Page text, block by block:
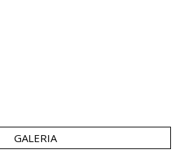
GALERIA